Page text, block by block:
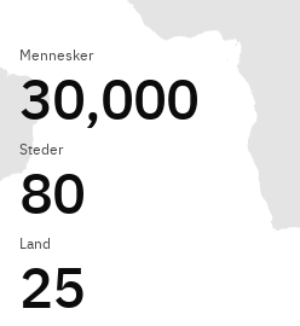
Mennesker
30,000
Steder
80
Land
25